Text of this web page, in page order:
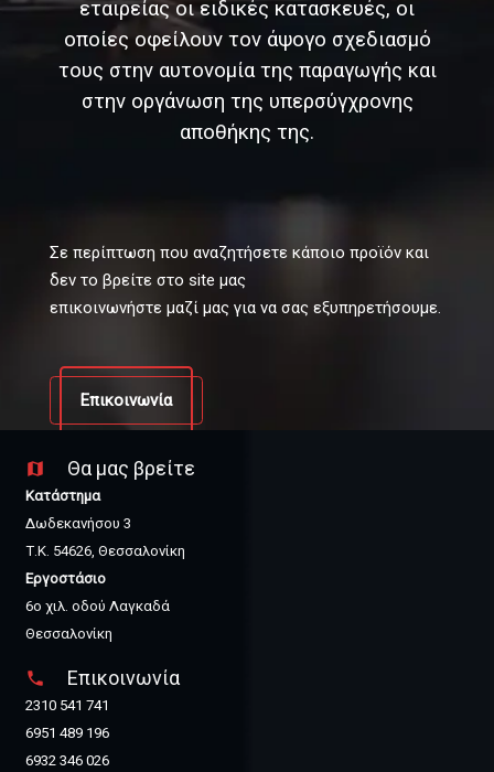
εταιρείας οι ειδικές κατασκευές, οι
οποίες οφείλουν τον άψογο σχεδιασμό
τους στην αυτονομία της παραγωγής και
στην οργάνωση της υπερσύγχρονης
αποθήκης της.
Σε περίπτωση που αναζητήσετε κάποιο προϊόν και
δεν το βρείτε στο site μας
επικοινωνήστε μαζί μας για να σας εξυπηρετήσουμε.
Επικοινωνία
map Θα μας βρείτε
Κατάστημα
Δωδεκανήσου 3
Τ.Κ. 54626, Θεσσαλονίκη
Εργοστάσιο
6ο χιλ. οδού Λαγκαδά
Θεσσαλονίκη
phone Επικοινωνία
2310 541 741
6951 489 196
6932 346 026